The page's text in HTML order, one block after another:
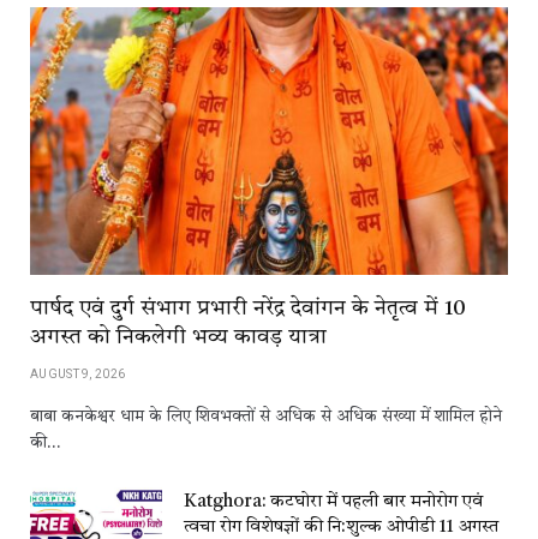
पार्षद एवं दुर्ग संभाग प्रभारी नरेंद्र देवांगन के नेतृत्व में 10
अगस्त को निकलेगी भव्य कावड़ यात्रा
AUGUST 9, 2026
बाबा कनकेश्वर धाम के लिए शिवभक्तों से अधिक से अधिक संख्या में शामिल होने
की…
Katghora: कटघोरा में पहली बार मनोरोग एवं
त्वचा रोग विशेषज्ञों की नि:शुल्क ओपीडी 11 अगस्त